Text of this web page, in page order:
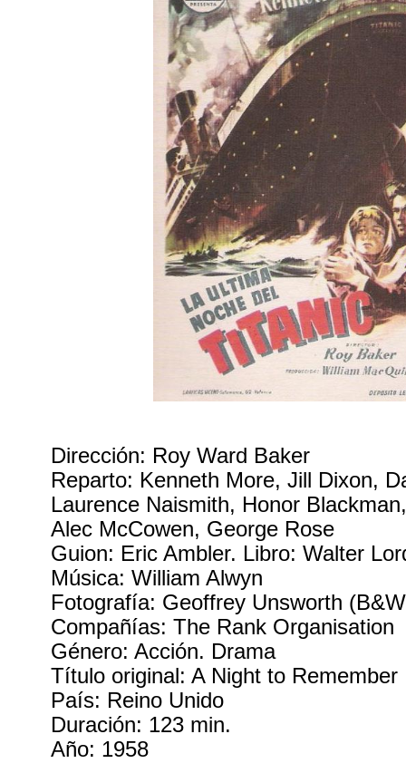
Dirección: Roy Ward Baker
Reparto: Kenneth More, Jill Dixon,
Laurence Naismith, Honor
Alec McCowen, George Rose
Guion: Eric Ambler. Libro: Walter
Música: William Alwyn
Fotografía: Geoffrey Unsworth
Compañías: The Rank Organisation
Género: Acción. Drama
Título original: A Night to Remember
País: Reino Unido
Duración: 123 min.
Año: 1958